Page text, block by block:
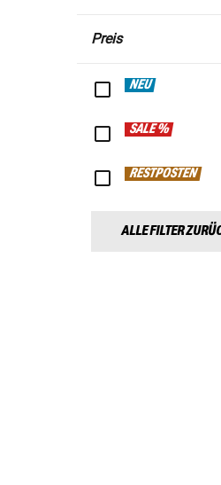
Preis
NEU
SALE %
RESTPOSTEN
ALLE FILTER